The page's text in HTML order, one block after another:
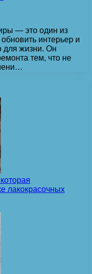
— это один из
интерьер и
для жизни. Он
тем, что не
лакокрасочных